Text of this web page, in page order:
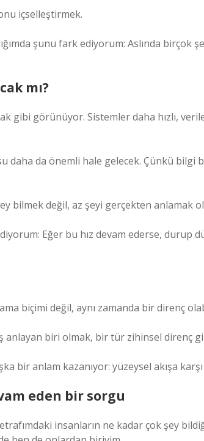
içselleştirmek.
şunu fark ediyorum: Aslında birçok
mı?
gibi görünüyor. Sistemler daha hızlı,
daha da önemli hale gelecek. Çünkü bilgi
bilmek değil, az şeyi gerçekten anlamak
Eğer bu hız devam ederse, durup
biçimi değil, aynı zamanda bir direnç
anlayan biri olmak, bir tür zihinsel direnç
bir anlam kazanıyor: yüzeysel akışa
eden bir sorgu
insanların ne kadar çok şey